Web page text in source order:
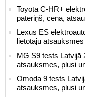
Toyota C-HR+
patēriņš, cena,
Lexus ES
lietotāju atsauksmes
MG S9 tests Latvijā
atsauksmes, plusi
Omoda 9 tests
atsauksmes, plusi